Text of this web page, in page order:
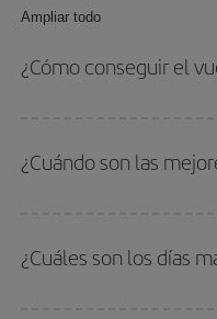
Ampliar todo
¿Cómo conseguir el
con las fechas y horarios de
¿Cuándo son las
periodos de vacaciones
precios encontrarás.
¿Cuáles son los días